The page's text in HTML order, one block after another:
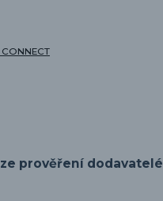
prověření dodavatelé